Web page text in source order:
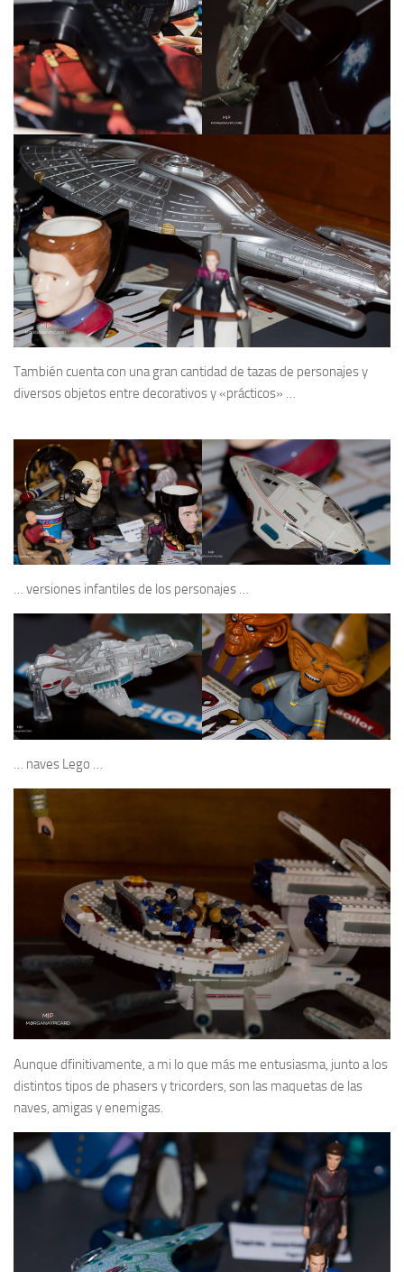
También cuenta con una gran cantidad de tazas de personajes y
diversos objetos entre decorativos y «prácticos» …
… versiones infantiles de los personajes …
… naves Lego …
Aunque dfinitivamente, a mi lo que más me entusiasma, junto a los
distintos tipos de phasers y tricorders, son las maquetas de las
naves, amigas y enemigas.